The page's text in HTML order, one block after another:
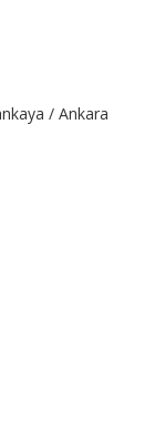
/ Ankara